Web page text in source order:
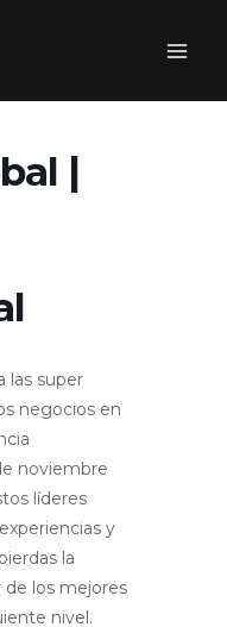
|
las super
negocios en
noviembre
líderes
y
la
los mejores
nivel.